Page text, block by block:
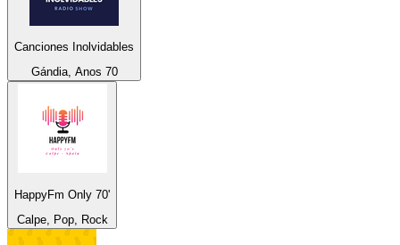
Canciones Inolvidables
Gándia, Anos 70
HappyFm Only 70'
Calpe, Pop, Rock